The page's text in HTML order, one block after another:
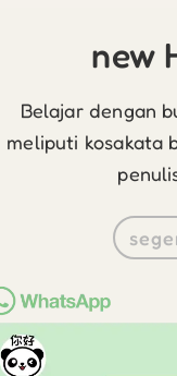
new
Belajar dengan
meliputi kosakata